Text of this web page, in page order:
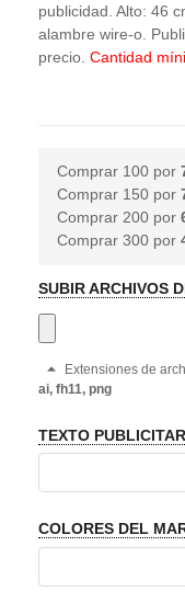
publicidad. Alto: 46
alambre wire-o.
precio. Cantidad
Comprar 100 por
Comprar 150 por
Comprar 200 por
Comprar 300 por
SUBIR ARCHIVOS
Extensiones de
ai, fh11, png
TEXTO
COLORES DEL